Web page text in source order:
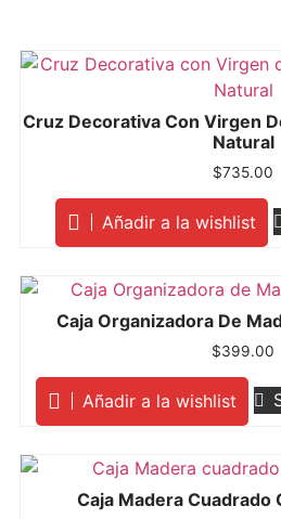
Cruz Decorativa Con Virgen
Natural
$735.00
Añadir a la wishlist
Caja Organizadora De
$399.00
Añadir a la wishlist
Caja Madera Cuadrado